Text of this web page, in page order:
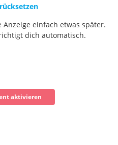
Anzeige einfach etwas später.
dich automatisch.
aktivieren